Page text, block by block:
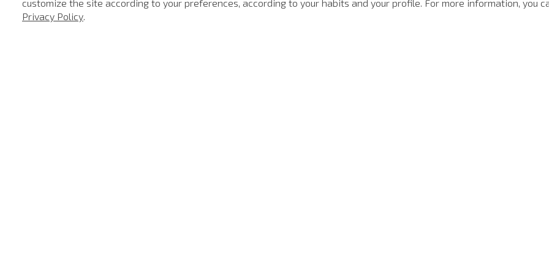
customize the site according to your preferences, according to your habits and your profile. For more information, you
Privacy Policy.
40% -40% -40%